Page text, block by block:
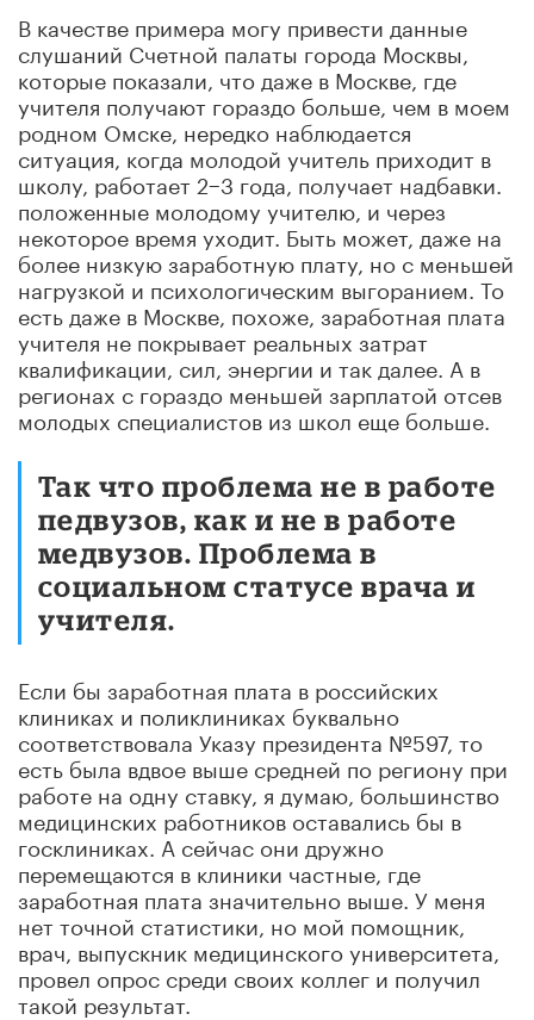
В качестве примера могу привести данные
слушаний Счетной палаты города Москвы,
которые показали, что даже в Москве, где
учителя получают гораздо больше, чем в моем
родном Омске, нередко наблюдается
ситуация, когда молодой учитель приходит в
школу, работает 2−3 года, получает надбавки.
положенные молодому учителю, и через
некоторое время уходит. Быть может, даже на
более низкую заработную плату, но с меньшей
нагрузкой и психологическим выгоранием. То
есть даже в Москве, похоже, заработная плата
учителя не покрывает реальных затрат
квалификации, сил, энергии и так далее. А в
регионах с гораздо меньшей зарплатой отсев
молодых специалистов из школ еще больше.
Так что проблема не в работе
педвузов, как и не в работе
медвузов. Проблема в
социальном статусе врача и
учителя.
Если бы заработная плата в российских
клиниках и поликлиниках буквально
соответствовала Указу президента №597, то
есть была вдвое выше средней по региону при
работе на одну ставку, я думаю, большинство
медицинских работников оставались бы в
госклиниках. А сейчас они дружно
перемещаются в клиники частные, где
заработная плата значительно выше. У меня
нет точной статистики, но мой помощник,
врач, выпускник медицинского университета,
провел опрос среди своих коллег и получил
такой результат.